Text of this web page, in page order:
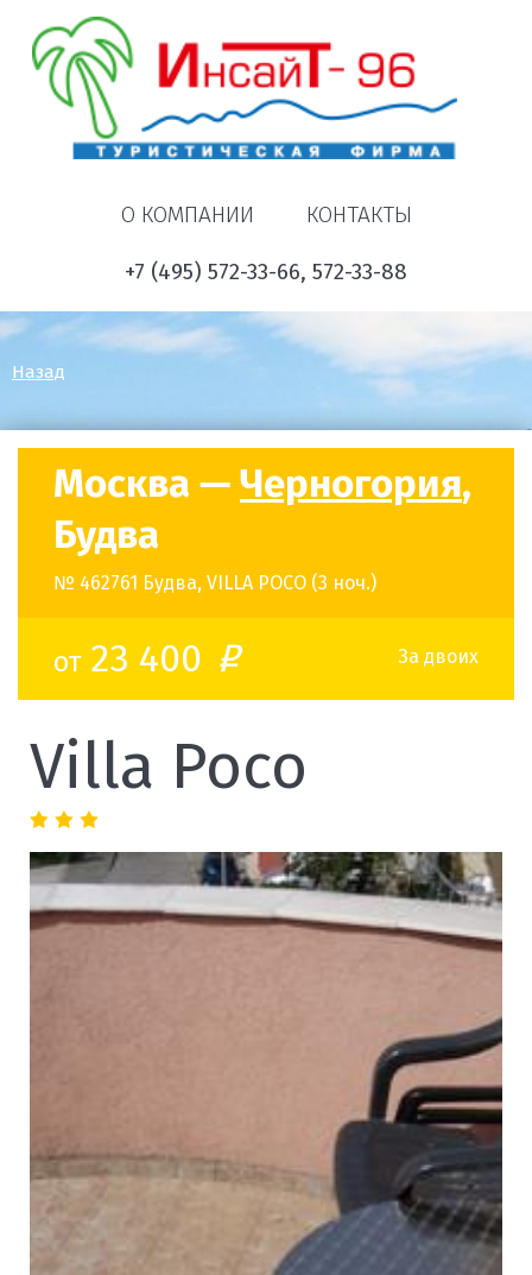
О КОМПАНИИ КОНТАКТЫ
+7 (495) 572-33-66, 572-33-88
Назад
Москва — Черногория,
Будва
№ 462761 Будва, VILLA POCO (3 ноч.)
от23 400 o За двоих
Villa Poco